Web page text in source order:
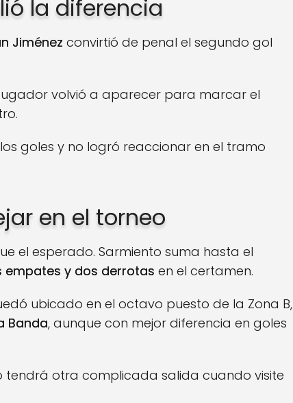
la diferencia
Jiménez convirtió de penal el segundo gol
volvió a aparecer para marcar el
goles y no logró reaccionar en el tramo
en el torneo
el esperado. Sarmiento suma hasta el
empates y dos derrotas en el certamen.
ubicado en el octavo puesto de la Zona B,
Banda, aunque con mejor diferencia en goles
tendrá otra complicada salida cuando visite